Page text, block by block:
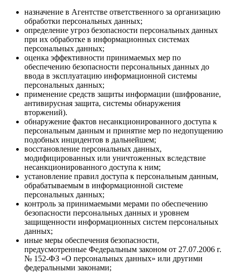
назначение в Агентстве ответственного за организацию
обработки персональных данных;
определение угроз безопасности персональных данных
при их обработке в информационных системах
персональных данных;
оценка эффективности принимаемых мер по
обеспечению безопасности персональных данных до
ввода в эксплуатацию информационной системы
персональных данных;
применение средств защиты информации (шифрование,
антивирусная защита, системы обнаружения
вторжений).
обнаружение фактов несанкционированного доступа к
персональным данным и принятие мер по недопущению
подобных инцидентов в дальнейшем;
восстановление персональных данных,
модифицированных или уничтоженных вследствие
несанкционированного доступа к ним;
установление правил доступа к персональным данным,
обрабатываемым в информационной системе
персональных данных;
контроль за принимаемыми мерами по обеспечению
безопасности персональных данных и уровнем
защищенности информационных систем персональных
данных;
иные меры обеспечения безопасности,
предусмотренные Федеральным законом от 27.07.2006 г.
№ 152-ФЗ «О персональных данных» или другими
федеральными законами;